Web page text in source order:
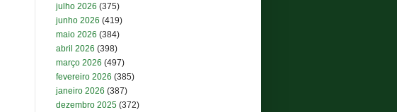
julho 2026 (375)
junho 2026 (419)
maio 2026 (384)
abril 2026 (398)
março 2026 (497)
fevereiro 2026 (385)
janeiro 2026 (387)
dezembro 2025 (372)